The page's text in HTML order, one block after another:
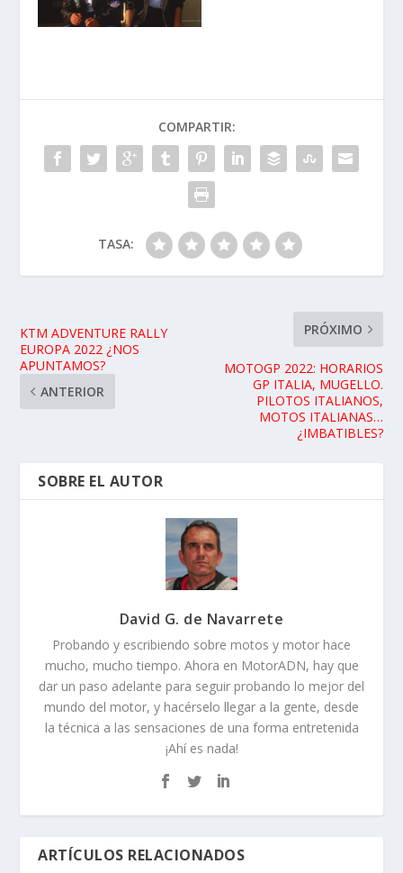
COMPARTIR:
TASA:
KTM ADVENTURE RALLY
EUROPA 2022 ¿NOS
APUNTAMOS?
ANTERIOR
PRÓXIMO
MOTOGP 2022: HORARIOS
GP ITALIA, MUGELLO.
PILOTOS ITALIANOS,
MOTOS ITALIANAS…
¿IMBATIBLES?
SOBRE EL AUTOR
David G. de Navarrete
Probando y escribiendo sobre motos y motor hace
mucho, mucho tiempo. Ahora en MotorADN, hay que
dar un paso adelante para seguir probando lo mejor del
mundo del motor, y hacérselo llegar a la gente, desde
la técnica a las sensaciones de una forma entretenida
¡Ahí es nada!
ARTÍCULOS RELACIONADOS